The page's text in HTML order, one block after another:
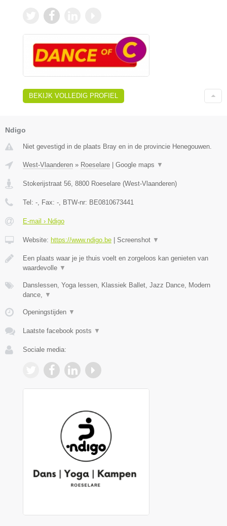
BEKIJK VOLLEDIG PROFIEL
Ndigo
Niet gevestigd in de plaats Bray en in de provincie Henegouwen.
West-Vlaanderen » Roeselare Google maps ▼
Stokerijstraat 56 8800 Roeselare (West-Vlaanderen)
Tel: - , Fax: - , BTW-nr: BE0810673441
E-mail › Ndigo
Website: https://www.ndigo.be Screenshot ▼
Een plaats waar je je thuis voelt en zorgeloos kan genieten van
waardevolle ▼
Danslessen, Yoga lessen, Klassiek Ballet, Jazz Dance, Modern
dance,
▼
Openingstijden ▼
Laatste facebook posts ▼
Sociale media: